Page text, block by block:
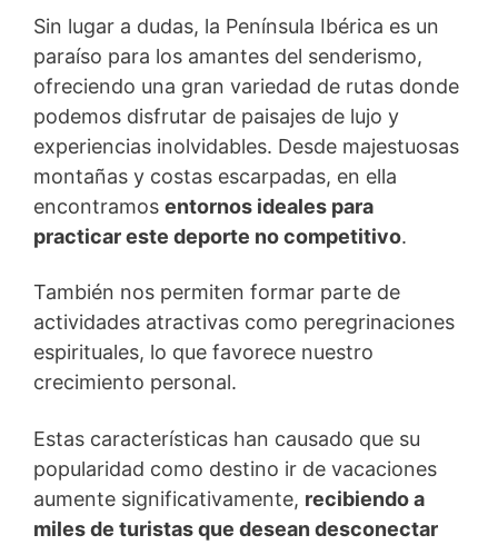
Sin lugar a dudas, la Península Ibérica es un
paraíso para los amantes del senderismo,
ofreciendo una gran variedad de rutas donde
podemos disfrutar de paisajes de lujo y
experiencias inolvidables. Desde majestuosas
montañas y costas escarpadas, en ella
encontramos entornos ideales para
practicar este deporte no competitivo.
También nos permiten formar parte de
actividades atractivas como peregrinaciones
espirituales, lo que favorece nuestro
crecimiento personal.
Estas características han causado que su
popularidad como destino ir de vacaciones
aumente significativamente, recibiendo a
miles de turistas que desean desconectar